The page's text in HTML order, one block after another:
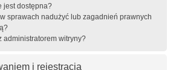
jest dostępna?
sprawach nadużyć lub zagadnień prawnych
administratorem witryny?
i rejestracją